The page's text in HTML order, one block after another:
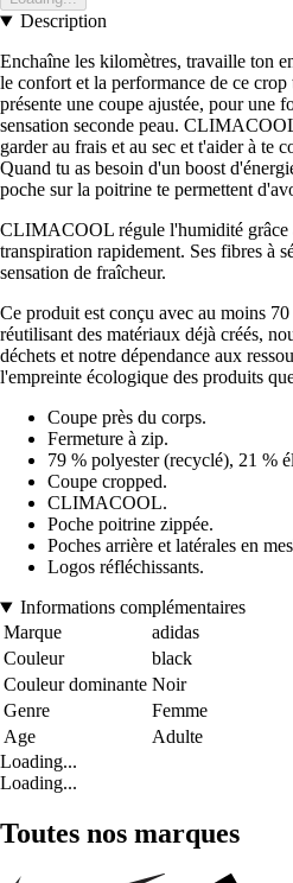
Description
Enchaîne les kilomètres, travaille ton
le confort et la performance de ce
présente une coupe ajustée, pour une
sensation seconde peau.
garder au frais et au sec et t'aider à te
Quand tu as besoin d'un boost
poche sur la poitrine te permettent
CLIMACOOL régule l'humidité grâce
transpiration rapidement. Ses fibres à
sensation de fraîcheur.
Ce produit est conçu avec au moins
réutilisant des matériaux déjà créés,
déchets et notre dépendance aux
l'empreinte écologique des produits
Coupe près du corps.
Fermeture à zip.
79 % polyester (recyclé), 21 %
Coupe cropped.
CLIMACOOL.
Poche poitrine zippée.
Poches arrière et latérales en
Logos réfléchissants.
Informations complémentaires
Marque
adidas
Couleur
black
Couleur dominante Noir
Genre
Femme
Age
Adulte
Loading...
Loading...
Toutes nos marques